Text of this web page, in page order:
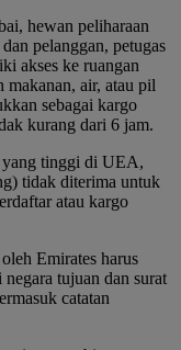
hewan peliharaan
pelanggan, petugas
akses ke ruangan
makanan, air, atau pil
sebagai kargo
kurang dari 6 jam.
yang tinggi di UEA,
tidak diterima untuk
atau kargo
Emirates harus
tujuan dan surat
catatan